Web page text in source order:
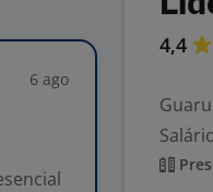
6 ago
4,4